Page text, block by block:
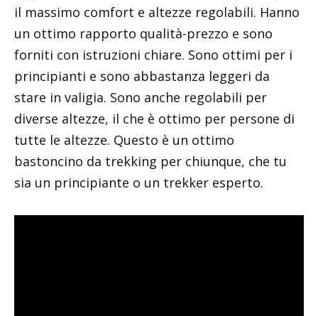
il massimo comfort e altezze regolabili. Hanno
un ottimo rapporto qualità-prezzo e sono
forniti con istruzioni chiare. Sono ottimi per i
principianti e sono abbastanza leggeri da
stare in valigia. Sono anche regolabili per
diverse altezze, il che è ottimo per persone di
tutte le altezze. Questo è un ottimo
bastoncino da trekking per chiunque, che tu
sia un principiante o un trekker esperto.